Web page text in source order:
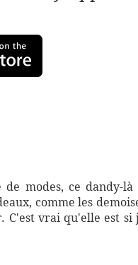
modes, ce dandy-là
comme les
C'est vrai qu'elle est si